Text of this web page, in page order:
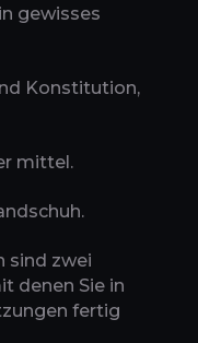
gewisses
Konstitution,
mittel.
sind zwei
denen Sie in
fertig